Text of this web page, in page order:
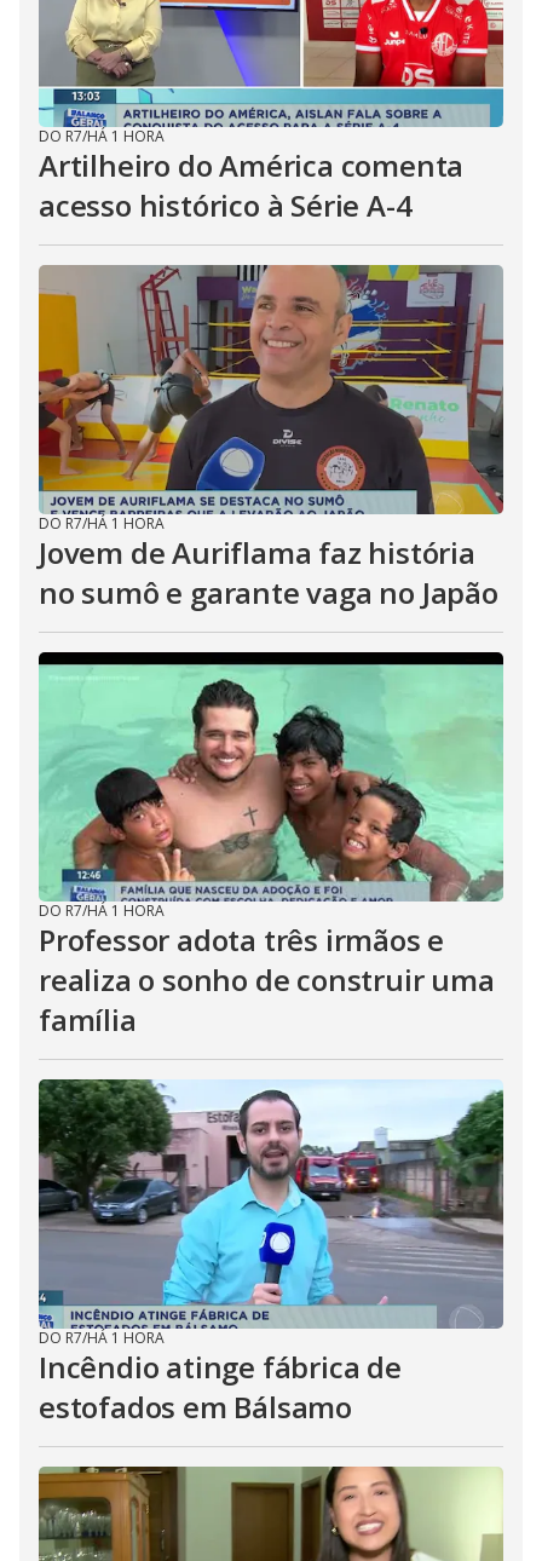
DO R7/HÁ 1 HORA
Artilheiro do América comenta
acesso histórico à Série A-4
DO R7/HÁ 1 HORA
Jovem de Auriflama faz história
no sumô e garante vaga no Japão
DO R7/HÁ 1 HORA
Professor adota três irmãos e
realiza o sonho de construir uma
família
DO R7/HÁ 1 HORA
Incêndio atinge fábrica de
estofados em Bálsamo